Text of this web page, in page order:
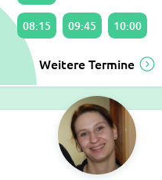
08:15 09:45 10:00
Weitere Termine